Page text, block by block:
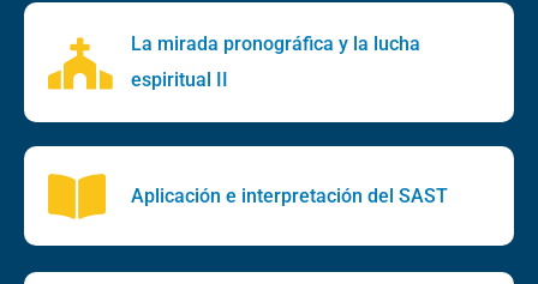
La mirada pronográfica y la lucha
espiritual II
Aplicación e interpretación del SAST